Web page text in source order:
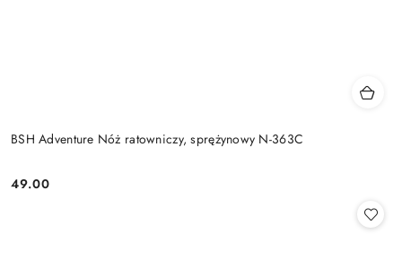
BSH Adventure Nóż ratowniczy, sprężynowy N-363C
Cena:
49.00